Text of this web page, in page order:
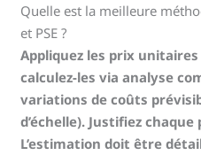
Quelle est la meilleure
et PSE ?
Appliquez les prix
calculez-les via analyse
variations de coûts
d’échelle). Justifiez chaque
L’estimation doit être